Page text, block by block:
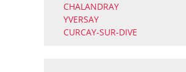
CHALANDRAY
YVERSAY
CURCAY-SUR-DIVE